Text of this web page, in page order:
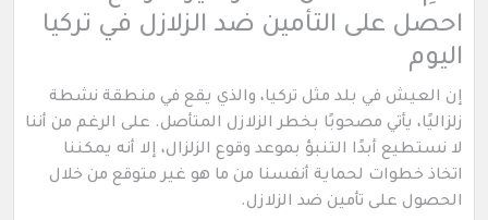
احصل على التأمين ضد الزلازل في تركيا
اليوم
إن العيش في بلد مثل تركيا، والذي يقع في منطقة نشطة
زلزاليًا، يأتي مصحوبًا بخطر الزلازل المتأصل. على الرغم من أننا
لا نستطيع أبدًا التنبؤ بموعد وقوع الزلزال، إلا أنه يمكننا
اتخاذ خطوات لحماية أنفسنا من ما هو غير متوقع من خلال
الحصول على تأمين ضد الزلازل.